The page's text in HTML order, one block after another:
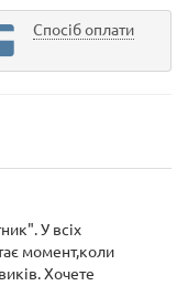
Спосіб оплати
У всіх
момент,коли
Хочете